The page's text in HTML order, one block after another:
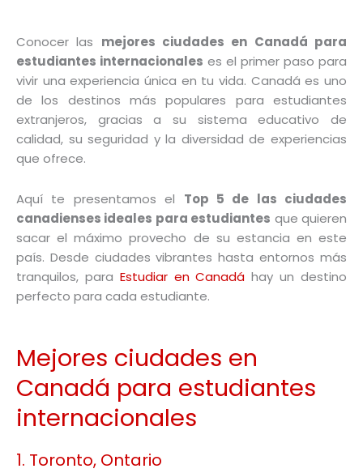
Conocer las mejores ciudades en Canadá para
estudiantes internacionales es el primer paso para
vivir una experiencia única en tu vida. Canadá es uno
de los destinos más populares para estudiantes
extranjeros, gracias a su sistema educativo de
calidad, su seguridad y la diversidad de experiencias
que ofrece.
Aquí te presentamos el Top 5 de las ciudades
canadienses ideales para estudiantes que quieren
sacar el máximo provecho de su estancia en este
país. Desde ciudades vibrantes hasta entornos más
tranquilos, para Estudiar en Canadá hay un destino
perfecto para cada estudiante.
Mejores ciudades en
Canadá para estudiantes
internacionales
1. Toronto, Ontario